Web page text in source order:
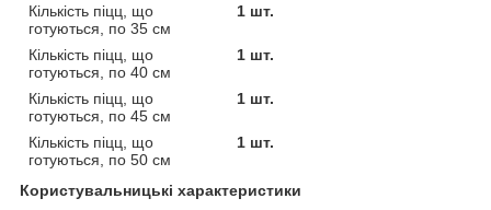
Кількість піцц, що
готуються, по 35 см
1 шт.
Кількість піцц, що
готуються, по 40 см
1 шт.
Кількість піцц, що
готуються, по 45 см
1 шт.
Кількість піцц, що
готуються, по 50 см
1 шт.
Користувальницькі характеристики